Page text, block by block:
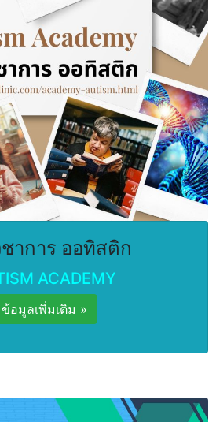
าการ ออทิสติก
ACADEMY
ข้อมูลเพิ่มเติม »